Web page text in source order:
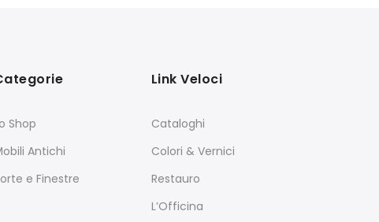
Shop
Antichi
e Finestre
Link Veloci
Cataloghi
Colori & Vernici
Restauro
L’Officina